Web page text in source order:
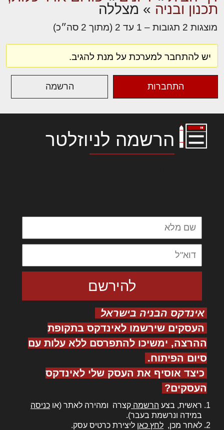
תכנון ובניה » מצללה
מוצגות 2 תגובות – 1 עד 2 (מתוך 2 סה״כ)
יש להתחבר למערכת על מנת להגיב.
התחברות הרשמה
הרשמה לניוזלטר
אינדקס הבניה בישראל
העסקים שירשמו לאינדקס בתקופת
ההרצה, ימשיכו להתפרסם ללא עלות עם
סיום הפיתוח.
כיצד אוסיף את העסק שלי לאינדקס
העסקים?
ראשית, בצע הרשמה קצרה ומהירה לאתר (או כניסה
במידה ונרשמת בעבר).
לאחר מכן, לחץ כאן ליצירת כרטיס עסק.